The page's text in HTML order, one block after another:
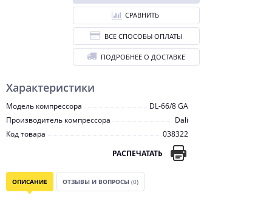
Характеристики
Модель компрессора
DL-66/8 GA
Производитель компрессора
Dali
Код товара
038322
РАСПЕЧАТАТЬ
СРАВНИТЬ
ВСЕ СПОСОБЫ ОПЛАТЫ
ПОДРОБНЕЕ О ДОСТАВКЕ
ОПИСАНИЕ ОТЗЫВЫ И ВОПРОСЫ (0)